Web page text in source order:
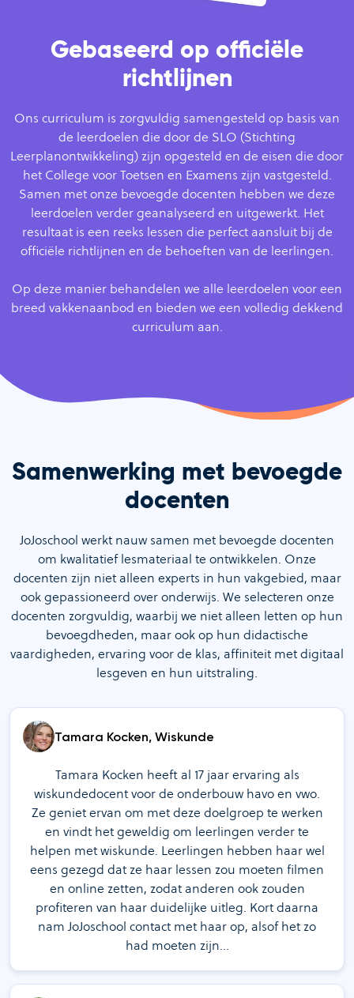
Gebaseerd op officiële
richtlijnen
Ons curriculum is zorgvuldig samengesteld op basis van
de leerdoelen die door de SLO (Stichting
Leerplanontwikkeling) zijn opgesteld en de eisen die door
het College voor Toetsen en Examens zijn vastgesteld.
Samen met onze bevoegde docenten hebben we deze
leerdoelen verder geanalyseerd en uitgewerkt. Het
resultaat is een reeks lessen die perfect aansluit bij de
officiële richtlijnen en de behoeften van de leerlingen.
Op deze manier behandelen we alle leerdoelen voor een
breed vakkenaanbod en bieden we een volledig dekkend
curriculum aan.
Tamara Kocken, Wiskunde
Tamara Kocken heeft al 17 jaar ervaring als
wiskundedocent voor de onderbouw havo en vwo.
Ze geniet ervan om met deze doelgroep te werken
en vindt het geweldig om leerlingen verder te
helpen met wiskunde. Leerlingen hebben haar wel
eens gezegd dat ze haar lessen zou moeten filmen
en online zetten, zodat anderen ook zouden
profiteren van haar duidelijke uitleg. Kort daarna
nam JoJoschool contact met haar op, alsof het zo
had moeten zijn…
Samenwerking met bevoegde
docenten
JoJoschool werkt nauw samen met bevoegde docenten
om kwalitatief lesmateriaal te ontwikkelen. Onze
docenten zijn niet alleen experts in hun vakgebied, maar
ook gepassioneerd over onderwijs. We selecteren onze
docenten zorgvuldig, waarbij we niet alleen letten op hun
bevoegdheden, maar ook op hun didactische
vaardigheden, ervaring voor de klas, affiniteit met digitaal
lesgeven en hun uitstraling.